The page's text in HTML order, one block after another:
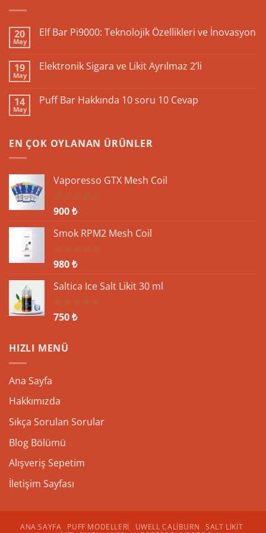
20
May
Elf Bar Pi9000: Teknolojik Özellikleri ve İnovasyon
Bar
ve
İnovasyon
19
May
Elektronik Sigara ve Likit Ayrılmaz 2’li
Sigara
14
May
Puff Bar Hakkında 10 soru 10 Cevap
Hakkında
Cevap
EN ÇOK OYLANAN ÜRÜNLER
Vaporesso GTX Mesh Coil
5 üzerinden
aldı
900₺
Smok RPM2 Mesh Coil
5 üzerinden
aldı
980₺
Saltica Ice Salt Likit 30 ml
5 üzerinden
750₺
HIZLI MENÜ
Ana Sayfa
Hakkımızda
Sıkça Sorulan Sorular
Blog Bölümü
Alışveriş Sepetim
İletişim Sayfası
ANA SAYFA PUFF MODELLERI UWELL CALIBURN
SALT LIKIT